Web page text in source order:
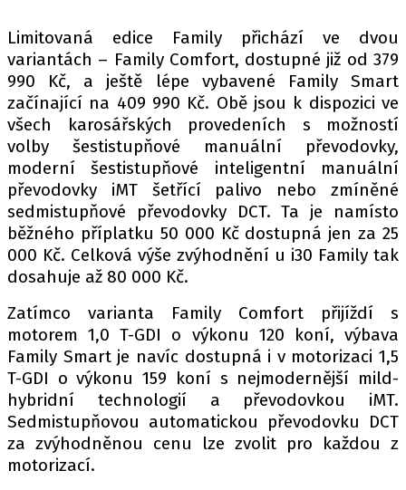
PIT LANE
ČEŠI V AKCI
FIA CEZ & POHÁRY
MEZINÁRODNÍ SCÉNA
SLEDUJTE NÁS NA|
Máte příběh, fotku nebo video?
Pošlete e-mail na autoroad.cz
ETICKÝ KODEX
KONTAKT
VYDAVATEL
INZERCE
OSOBNÍ ÚDAJE / COOKIES
Limitovaná edice Family přichází ve dvou
variantách – Family Comfort, dostupné již od 379
990 Kč, a ještě lépe vybavené Family Smart
začínající na 409 990 Kč. Obě jsou k dispozici ve
všech karosářských provedeních s možností
volby šestistupňové manuální převodovky,
moderní šestistupňové inteligentní manuální
převodovky iMT šetřící palivo nebo zmíněné
sedmistupňové převodovky DCT. Ta je namísto
běžného příplatku 50 000 Kč dostupná jen za 25
000 Kč. Celková výše zvýhodnění u i30 Family tak
dosahuje až 80 000 Kč.
Zatímco varianta Family Comfort přijíždí s
motorem 1,0 T-GDI o výkonu 120 koní, výbava
Family Smart je navíc dostupná i v motorizaci 1,5
T-GDI o výkonu 159 koní s nejmodernější mild-
hybridní technologií a převodovkou iMT.
Sedmistupňovou automatickou převodovku DCT
za zvýhodněnou cenu lze zvolit pro každou z
motorizací.